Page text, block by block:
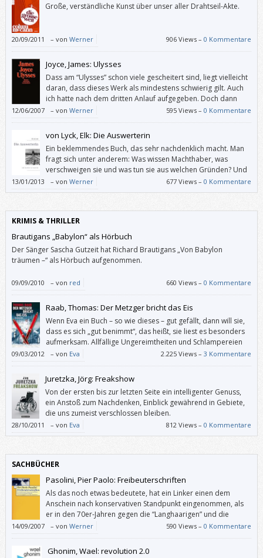
Große, verständliche Kunst über unser aller Drahtseil-Akte.
20/09/2011 – von Werner 906 Views –0 Kommentare
Joyce, James: Ulysses
Dass am “Ulysses” schon viele gescheitert sind, liegt vielleicht
daran, dass dieses Werk als mindestens schwierig gilt. Auch
ich hatte nach dem dritten Anlauf aufgegeben. Doch dann
meinte ein Bekannter, ich sollte doch versuchen, dem
“Ulysses” den Nimbus zu nehmen; denn er habe sich über dieses Buch
köstlich unterhalten.
12/06/2007 – von Werner 595 Views –0 Kommentare
von Lyck, Elk: Die Auswerterin
Ein beklemmendes Buch, das sehr nachdenklich macht. Man
fragt sich unter anderem: Was wissen Machthaber, was
verschweigen sie und was tun sie aus welchen Gründen? Und
man denkt an die hunderttausenden Juden und anderen
Inhaftierten, die – zumindest sieben Monate vor der Befreiung von
13/01/2013 – von Werner 677 Views –0 Kommentare
KRIMIS & THRILLER
Brautigans „Babylon“ als Hörbuch
Der Sänger Sascha Gutzeit hat Richard Brautigans „Von Babylon
träumen –“ als Hörbuch aufgenommen.
09/09/2010 – von red 660 Views –0 Kommentare
Raab, Thomas: Der Metzger bricht das Eis
Wenn Eva ein Buch – so wie dieses – gut gefällt, dann will sie,
dass es sich „gut benimmt“, das heißt, sie liest es besonders
aufmerksam. Allfällige Ungereimtheiten und Schlampereien
schmerzen sie dann leider umso mehr.
09/03/2012 – von Eva 2.225 Views –3 Kommentare
Juretzka, Jörg: Freakshow
Von der ersten bis zur letzten Seite ein intelligenter Genuss,
ein Anstoß zum Nachdenken, Einblick gewährend in Gebiete,
die uns zumeist verschlossen bleiben.
28/10/2011 – von Eva 812 Views –0 Kommentare
SACHBÜCHER
Pasolini, Pier Paolo: Freibeuterschriften
Als das noch etwas bedeutete, hat ein Linker einen dem
Anschein nach konservativen Standpunkt eingenommen, als
er in den 70er-Jahren gegen die “Langhaarigen” und die
Revolutionsträume der 68er-Generation polemisierte.
14/09/2007 – von Werner 590 Views –0 Kommentare
Ghonim, Wael: revolution 2.0